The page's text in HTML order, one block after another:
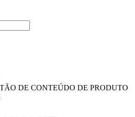
DE CONTEÚDO DE PRODUTO